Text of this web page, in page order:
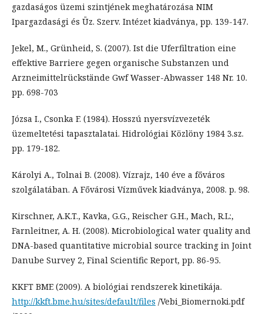
gazdaságos üzemi szintjének meghatározása NIM
Ipargazdasági és Üz. Szerv. Intézet kiadványa, pp. 139-147.
Jekel, M., Grünheid, S. (2007). Ist die Uferfiltration eine
effektive Barriere gegen organische Substanzen und
Arzneimittelrückstände Gwf Wasser-Abwasser 148 Nr. 10.
pp. 698-703
Józsa I., Csonka F. (1984). Hosszú nyersvízvezeték
üzemeltetési tapasztalatai. Hidrológiai Közlöny 1984 3.sz.
pp. 179-182.
Károlyi A., Tolnai B. (2008). Vízrajz, 140 éve a főváros
szolgálatában. A Fővárosi Vízművek kiadványa, 2008. p. 98.
Kirschner, A.K.T., Kavka, G.G., Reischer G.H., Mach, R.L:,
Farnleitner, A. H. (2008). Microbiological water quality and
DNA-based quantitative microbial source tracking in Joint
Danube Survey 2, Final Scientific Report, pp. 86-95.
KKFT BME (2009). A biológiai rendszerek kinetikája.
http://kkft.bme.hu/sites/default/files /Vebi_Biomernoki.pdf